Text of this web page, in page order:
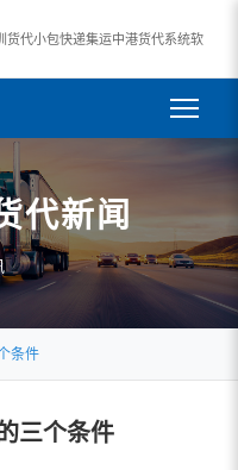
货代小包快递集运中港货代系统软
代新闻
条件
三个条件